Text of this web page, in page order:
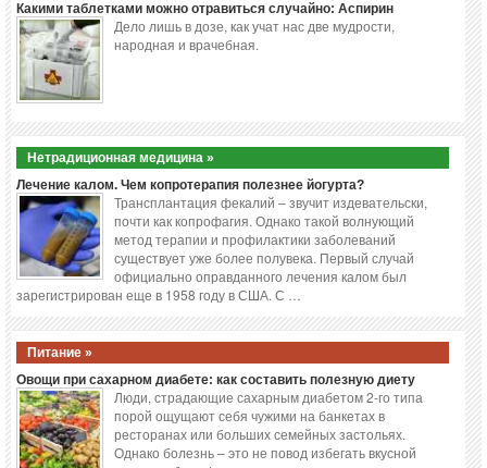
Какими таблетками можно отравиться случайно: Аспирин
Дело лишь в дозе, как учат нас две мудрости,
народная и врачебная.
Нетрадиционная медицина »
Лечение калом. Чем копротерапия полезнее йогурта?
Трансплантация фекалий – звучит издевательски,
почти как копрофагия. Однако такой волнующий
метод терапии и профилактики заболеваний
существует уже более полувека. Первый случай
официально оправданного лечения калом был
зарегистрирован еще в 1958 году в США. С …
Питание »
Овощи при сахарном диабете: как составить полезную диету
Люди, страдающие сахарным диабетом 2-го типа
порой ощущают себя чужими на банкетах в
ресторанах или больших семейных застольях.
Однако болезнь – это не повод избегать вкусной